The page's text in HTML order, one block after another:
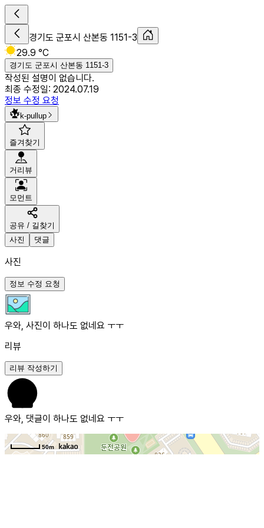
경기도 군포시 산본동 1151-3
29.9 °C
경기도 군포시 산본동 1151-3
작성된 설명이 없습니다.
최종 수정일: 2024.07.19
정보 수정 요청
k-pullup
즐겨찾기
거리뷰
모먼트
공유 / 길찾기
사진
댓글
사진
정보 수정 요청
우와, 사진이 하나도 없네요 ㅜㅜ
리뷰
리뷰 작성하기
우와, 댓글이 하나도 없네요 ㅜㅜ
50m